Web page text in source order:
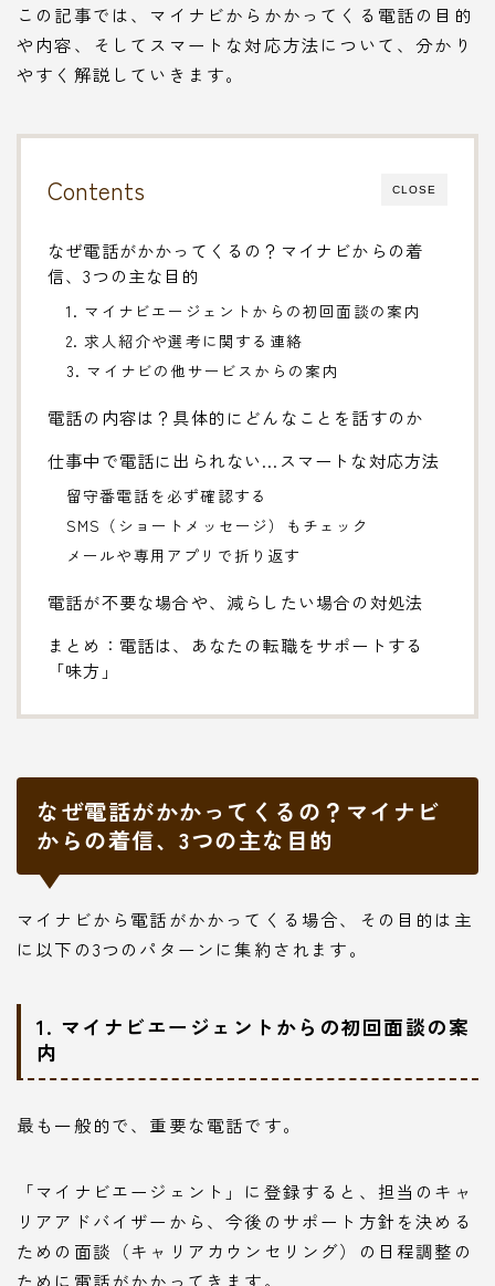
この記事では、マイナビからかかってくる電話の目的
や内容、そしてスマートな対応方法について、分かり
やすく解説していきます。
CLOSE
Contents
なぜ電話がかかってくるの？マイナビからの着
信、3つの主な目的
1. マイナビエージェントからの初回面談の案内
2. 求人紹介や選考に関する連絡
3. マイナビの他サービスからの案内
電話の内容は？具体的にどんなことを話すのか
仕事中で電話に出られない…スマートな対応方法
留守番電話を必ず確認する
SMS（ショートメッセージ）もチェック
メールや専用アプリで折り返す
電話が不要な場合や、減らしたい場合の対処法
まとめ：電話は、あなたの転職をサポートする
「味方」
なぜ電話がかかってくるの？マイナビ
からの着信、3つの主な目的
マイナビから電話がかかってくる場合、その目的は主
に以下の3つのパターンに集約されます。
1. マイナビエージェントからの初回面談の案
内
最も一般的で、重要な電話です。
「マイナビエージェント」に登録すると、担当のキャ
リアアドバイザーから、今後のサポート方針を決める
ための面談（キャリアカウンセリング）の日程調整の
ために電話がかかってきます。